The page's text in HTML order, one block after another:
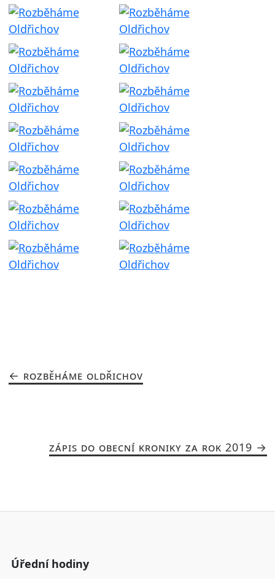
ROZBĚHÁME OLDŘICHOV
ZÁPIS DO OBECNÍ KRONIKY ZA ROK 2019
Úřední hodiny